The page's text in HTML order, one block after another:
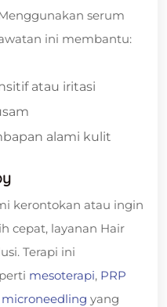
serum
ini membantu:
atau iritasi
alami kulit
kerontokan atau ingin
cepat, layanan Hair
Terapi ini
mesoterapi, PRP
microneedling yang